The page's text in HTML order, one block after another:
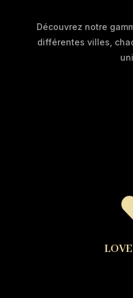
Découvrez notre
différentes villes,